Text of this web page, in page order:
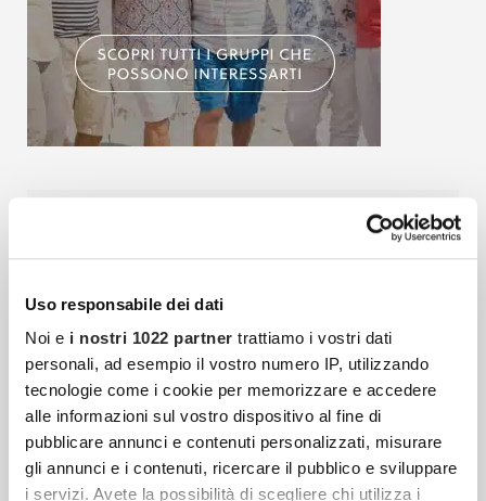
Uso responsabile dei dati
Noi e i nostri 1022 partner trattiamo i vostri dati
personali, ad esempio il vostro numero IP, utilizzando
tecnologie come i cookie per memorizzare e accedere
alle informazioni sul vostro dispositivo al fine di
pubblicare annunci e contenuti personalizzati, misurare
gli annunci e i contenuti, ricercare il pubblico e sviluppare
i servizi. Avete la possibilità di scegliere chi utilizza i
Capodanno In Tunisia: Il Viaggio D’inverno Tra
Ci sono viaggi di Capodanno che servono a
cambiare calendario. E poi ci sono viaggi
che cambiano prospettiva. La Tunisia
appartiene alla seconda categoria: vicina